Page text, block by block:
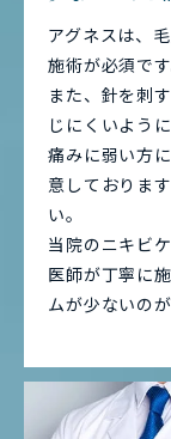
アグネスは、
施術が必須です
また、針を刺
じにくいよう
痛みに弱い方
意しておりま
い。
当院のニキビ
医師が丁寧に
ムが少ないのが